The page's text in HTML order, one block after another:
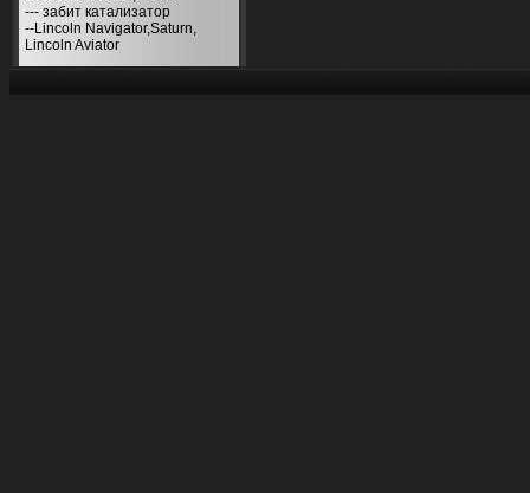
--- забит катализатор
--Lincoln Navigator,Saturn,
Lincoln Aviator